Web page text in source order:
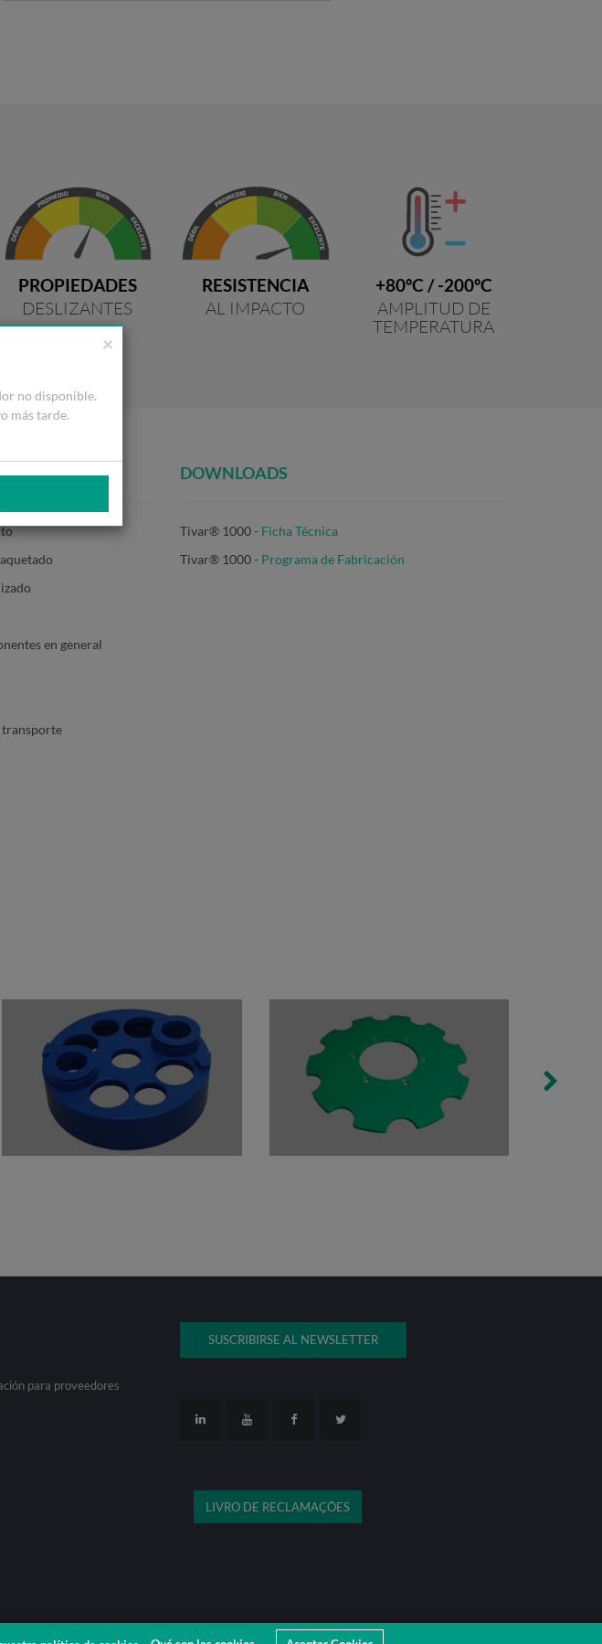
PROPIEDADES
DESLIZANTES
RESISTENCIA
AL IMPACTO
+80ºC / -200ºC
AMPLITUD DE
TEMPERATURA
en general
transporte
DOWNLOADS
Tivar® 1000 - Ficha Técnica
Tivar® 1000- Programa de Fabricación
para proveedores
SUSCRIBIRSE AL NEWSLETTER
LIVRO DE RECLAMAÇÕES
×
no disponible.
más tarde.